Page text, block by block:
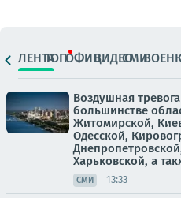
ЛЕНТАТОПОФИЦ.ВИДЕОСМИ
Воздушная
большинстве
Житомирской,
Одесской,
Харьковской, а
СМИ 13:33